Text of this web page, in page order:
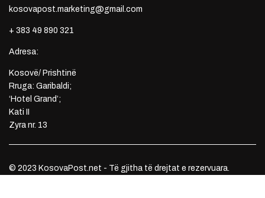
kosovapost.marketing@gmail.com
+ 383 49 890 321
Adresa:
Kosovë/ Prishtinë
Rruga: Garibaldi;
‘Hotel Grand’;
Kati II
Zyra nr. 13
© 2023 KosovaPost.net - Të gjitha të drejtat e rezervuara.